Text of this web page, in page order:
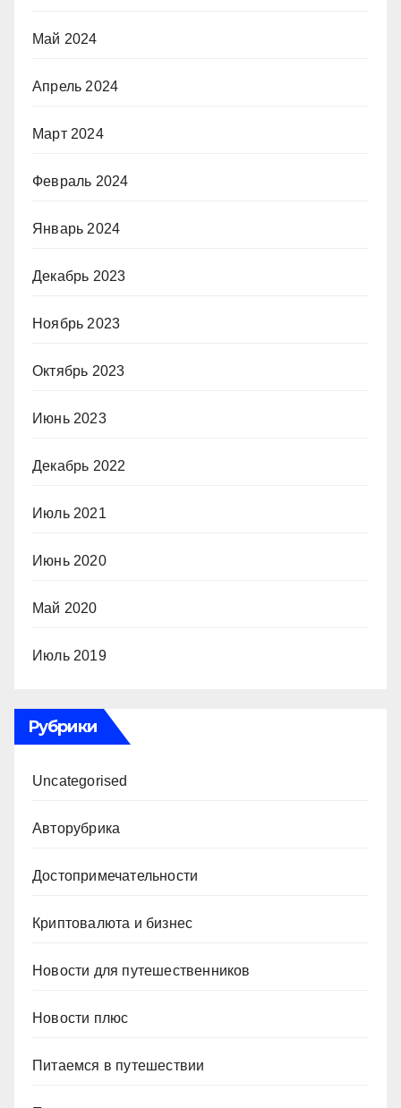
Май 2024
Апрель 2024
Март 2024
Февраль 2024
Январь 2024
Декабрь 2023
Ноябрь 2023
Октябрь 2023
Июнь 2023
Декабрь 2022
Июль 2021
Июнь 2020
Май 2020
Июль 2019
Рубрики
Uncategorised
Авторубрика
Достопримечательности
Криптовалюта и бизнес
Новости для путешественников
Новости плюс
Питаемся в путешествии